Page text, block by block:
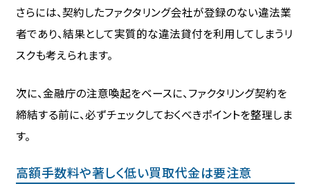
さらには、契約したファクタリング会社が登録のない違法業
者であり、結果として実質的な違法貸付を利用してしまうリ
スクも考えられます。
次に、金融庁の注意喚起をベースに、ファクタリング契約を
締結する前に、必ずチェックしておくべきポイントを整理しま
す。
高額手数料や著しく低い買取代金は要注意